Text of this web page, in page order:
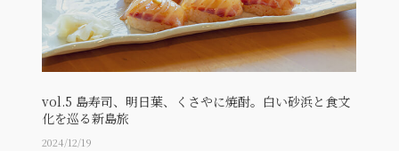
vol.5 島寿司、明日葉、くさやに焼酎。白い砂浜と食文
化を巡る新島旅
2024/12/19